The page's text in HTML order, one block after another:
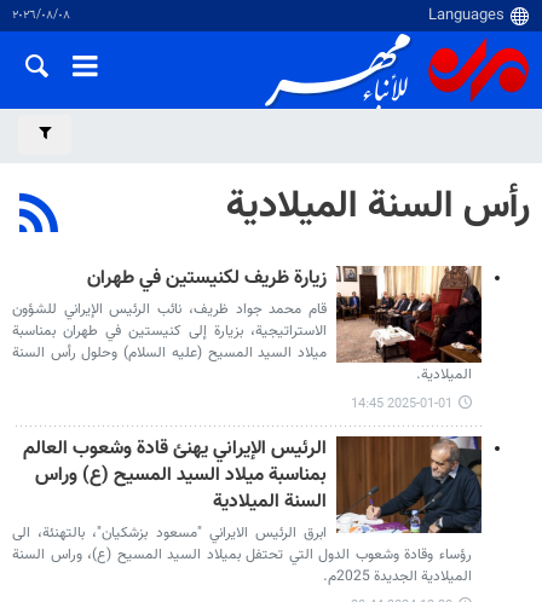
٠٨‏/٠٨‏/٢٠٢٦
رأس السنة الميلادية
زيارة ظريف لكنيستين في طهران
قام محمد جواد ظريف، نائب الرئيس الإيراني للشؤون
الاستراتيجية، بزيارة إلى كنيستين في طهران بمناسبة
ميلاد السيد المسيح (عليه السلام) وحلول رأس السنة
الميلادية.
2025-01-01 14:45
الرئيس الإيراني يهنئ قادة وشعوب العالم
بمناسبة ميلاد السيد المسيح (ع) وراس
السنة الميلادية
ابرق الرئيس الايراني "مسعود بزشكيان"، بالتهنئة، الى
رؤساء وقادة وشعوب الدول التي تحتفل بميلاد السيد المسيح (ع)، وراس السنة
الميلادية الجديدة 2025م.